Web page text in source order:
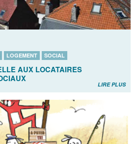
LOGEMENT SOCIAL
AUX LOCATAIRES
LIRE PLUS